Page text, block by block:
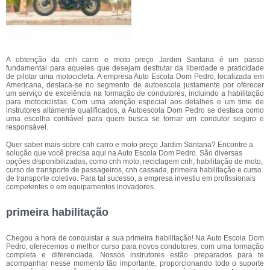
A obtenção da cnh carro e moto preço Jardim Santana é um passo
fundamental para aqueles que desejam desfrutar da liberdade e praticidade
de pilotar uma motocicleta. A empresa Auto Escola Dom Pedro, localizada em
Americana, destaca-se no segmento de autoescola justamente por oferecer
um serviço de excelência na formação de condutores, incluindo a habilitação
para motociclistas. Com uma atenção especial aos detalhes e um time de
instrutores altamente qualificados, a Autoescola Dom Pedro se destaca como
uma escolha confiável para quem busca se tornar um condutor seguro e
responsável.
Quer saber mais sobre cnh carro e moto preço Jardim Santana? Encontre a
solução que você precisa aqui na Auto Escola Dom Pedro. São diversas
opções disponibilizadas, como cnh moto, reciclagem cnh, habilitação de moto,
curso de transporte de passageiros, cnh cassada, primeira habilitação e curso
de transporte coletivo. Para tal sucesso, a empresa investiu em profissionais
competentes e em equipamentos inovadores.
primeira habilitação
Chegou a hora de conquistar a sua primeira habilitação! Na Auto Escola Dom
Pedro, oferecemos o melhor curso para novos condutores, com uma formação
completa e diferenciada. Nossos instrutores estão preparados para te
acompanhar nesse momento tão importante, proporcionando todo o suporte